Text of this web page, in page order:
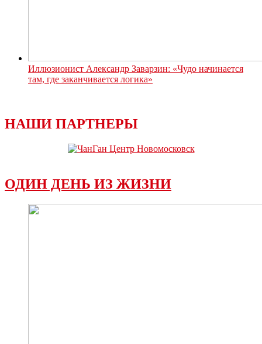
Иллюзионист Александр Заварзин: «Чудо начинается
там, где заканчивается логика»
НАШИ ПАРТНЕРЫ
ОДИН ДЕНЬ ИЗ ЖИЗНИ